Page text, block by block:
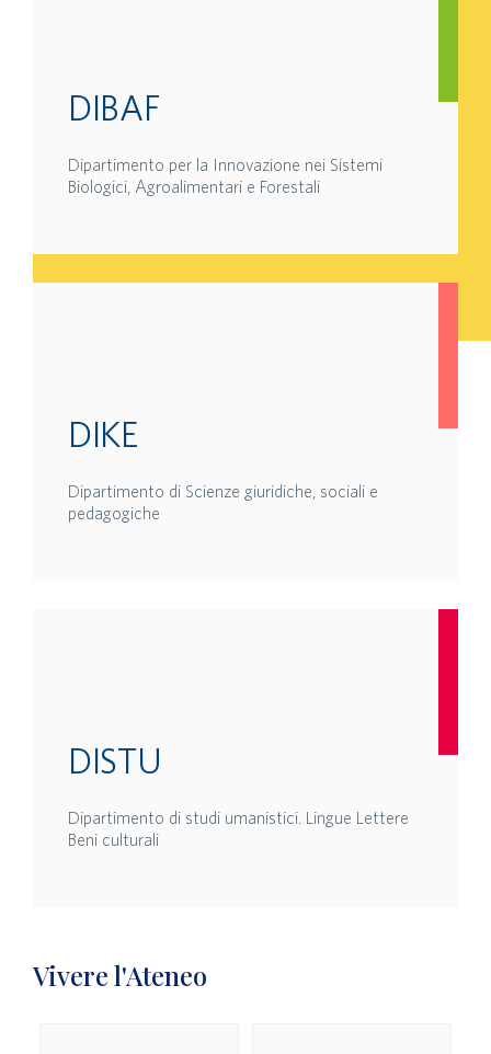
DIBAF
Dipartimento per la Innovazione nei Sistemi
Biologici, Agroalimentari e Forestali
DIKE
Dipartimento di Scienze giuridiche, sociali e
pedagogiche
DISTU
Dipartimento di studi umanistici. Lingue Lettere
Beni culturali
Vivere l'Ateneo